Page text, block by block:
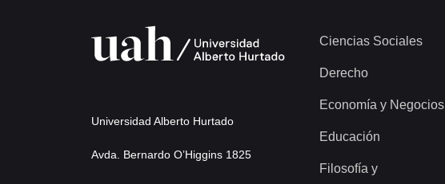
Universidad Alberto Hurtado
Avda. Bernardo O’Higgins 1825
Ciencias Sociales
Derecho
Economía y Negocios
Educación
Filosofía y